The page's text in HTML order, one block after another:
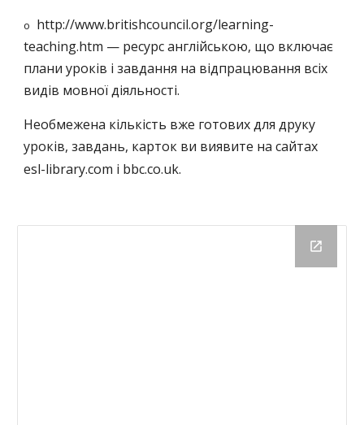
o http://www.britishcouncil.org/learning-
teaching.htm — ресурс англійською, що включає
плани уроків і завдання на відпрацювання всіх
видів мовної діяльності.
Необмежена кількість вже готових для друку
уроків, завдань, карток ви виявите на сайтах
esl-library.com і bbc.co.uk.